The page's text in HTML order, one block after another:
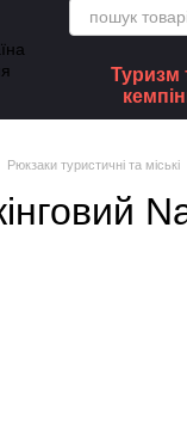
Туризм
Рюкзаки туристичні та міські